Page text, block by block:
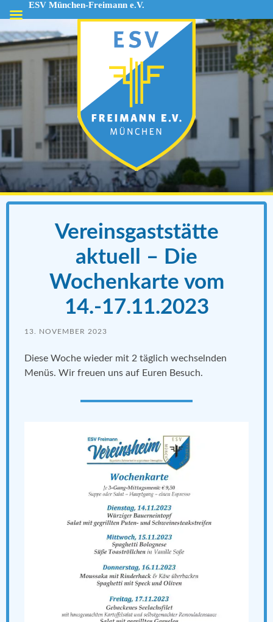
ESV
München-
Freimann
e.V.
Vereinsgaststätte
aktuell – Die
Wochenkarte vom
14.-17.11.2023
13. NOVEMBER 2023
Diese Woche wieder mit 2 täglich wechselnden
Menüs. Wir freuen uns auf Euren Besuch.
ESV München-Freimann e.V.